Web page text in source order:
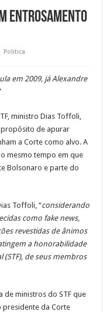
entrosamento
Politica
em 2009, já Alexandre
ministro Dias Toffoli,
propósito de apurar
a Corte como alvo. A
mesmo tempo em que
Bolsonaro e parte do
Toffoli, “considerando
como fake news,
revestidas de ânimos
a honorabilidade
(STF), de seus membros
de ministros do STF que
presidente da Corte